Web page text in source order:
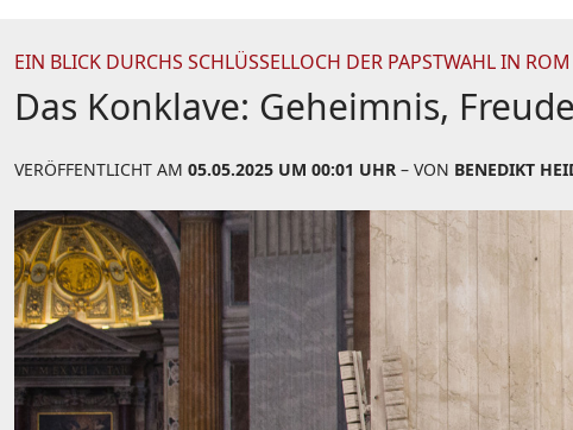
EIN BLICK DURCHS SCHLÜSSELLOCH DER PAPSTWAHL IN ROM
Das Konklave: Geheimnis,
VERÖFFENTLICHT AM 05.05.2025 UM 00:01 UHR – VON BENEDIKT